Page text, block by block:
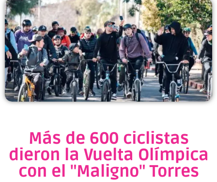
Más de 600 ciclistas
dieron la Vuelta Olímpica
con el "Maligno" Torres